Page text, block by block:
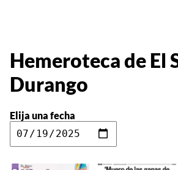
Hemeroteca de El
Durango
Elija una fecha